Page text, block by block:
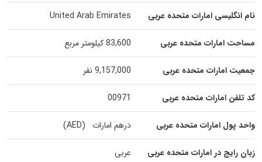
نام انگلیسی امارات متحده عربی United Arab Emirates
مساحت امارات متحده عربی 83,600 کیلومتر مربع
جمعیت امارات متحده عربی 9,157,000 نفر
کد تلفن امارات متحده عربی 00971
واحد پول امارات متحده عربی درهم امارات (AED)
زبان رایج در امارات متحده عربی عربی